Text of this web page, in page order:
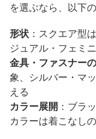
を選ぶなら、以下
形状 ：スクエア型
ジュアル・フェミ
金具・ファスナー
象、シルバー・マ
える
カラー展開 ：ブラ
カラーは着こなし